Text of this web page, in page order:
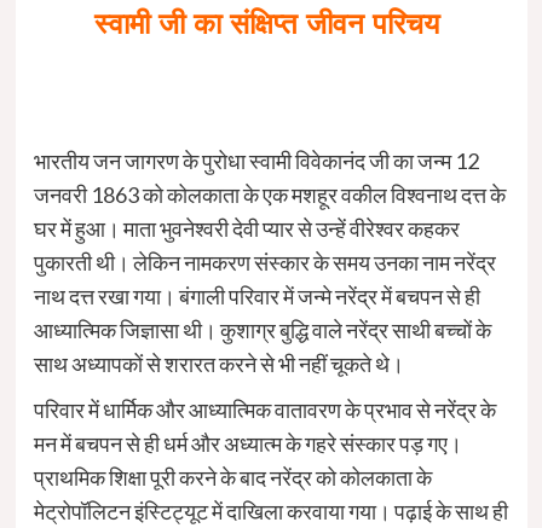
स्वामी जी का संक्षिप्त जीवन परिचय
भारतीय जन जागरण के पुरोधा स्वामी विवेकानंद जी का जन्म 12
जनवरी 1863 को कोलकाता के एक मशहूर वकील विश्वनाथ दत्त के
घर में हुआ। माता भुवनेश्वरी देवी प्यार से उन्हें वीरेश्वर कहकर
पुकारती थी। लेकिन नामकरण संस्कार के समय उनका नाम नरेंद्र
नाथ दत्त रखा गया। बंगाली परिवार में जन्मे नरेंद्र में बचपन से ही
आध्यात्मिक जिज्ञासा थी। कुशाग्र बुद्धि वाले नरेंद्र साथी बच्चों के
साथ अध्यापकों से शरारत करने से भी नहीं चूकते थे।
परिवार में धार्मिक और आध्यात्मिक वातावरण के प्रभाव से नरेंद्र के
मन में बचपन से ही धर्म और अध्यात्म के गहरे संस्कार पड़ गए।
प्राथमिक शिक्षा पूरी करने के बाद नरेंद्र को कोलकाता के
मेट्रोपॉलिटन इंस्टिट्यूट में दाखिला करवाया गया। पढ़ाई के साथ ही